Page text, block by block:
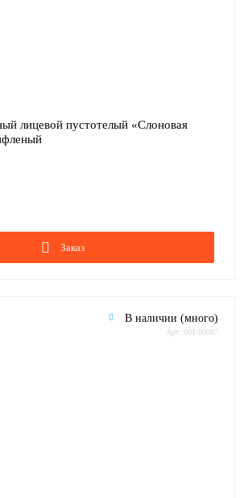
лицевой пустотелый «Слоновая
Заказ
В наличии (много)
Арт: 001-00087